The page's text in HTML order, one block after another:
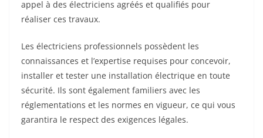
appel à des électriciens agréés et qualifiés pour
réaliser ces travaux.
Les électriciens professionnels possèdent les
connaissances et l’expertise requises pour concevoir,
installer et tester une installation électrique en toute
sécurité. Ils sont également familiers avec les
réglementations et les normes en vigueur, ce qui vous
garantira le respect des exigences légales.